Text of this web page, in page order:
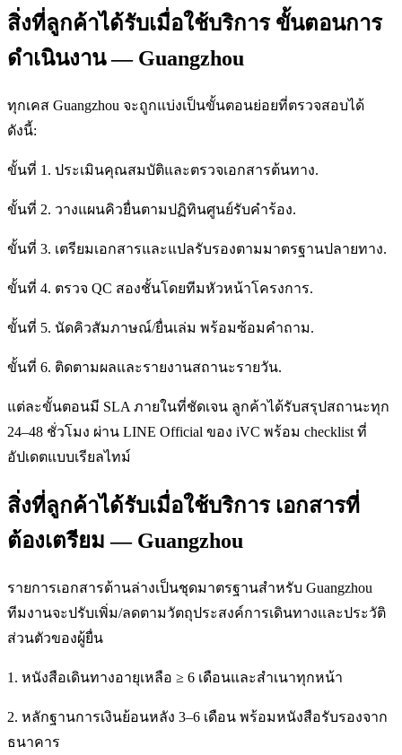
สิ่งที่ลูกค้าได้รับเมื่อใช้บริการ ขั้นตอนการ
ดำเนินงาน — Guangzhou
ทุกเคส Guangzhou จะถูกแบ่งเป็นขั้นตอนย่อยที่ตรวจสอบได้
ดังนี้:
ขั้นที่ 1. ประเมินคุณสมบัติและตรวจเอกสารต้นทาง.
ขั้นที่ 2. วางแผนคิวยื่นตามปฏิทินศูนย์รับคำร้อง.
ขั้นที่ 3. เตรียมเอกสารและแปลรับรองตามมาตรฐานปลายทาง.
ขั้นที่ 4. ตรวจ QC สองชั้นโดยทีมหัวหน้าโครงการ.
ขั้นที่ 5. นัดคิวสัมภาษณ์/ยื่นเล่ม พร้อมซ้อมคำถาม.
ขั้นที่ 6. ติดตามผลและรายงานสถานะรายวัน.
แต่ละขั้นตอนมี SLA ภายในที่ชัดเจน ลูกค้าได้รับสรุปสถานะทุก
24–48 ชั่วโมง ผ่าน LINE Official ของ iVC พร้อม checklist ที่
อัปเดตแบบเรียลไทม์
สิ่งที่ลูกค้าได้รับเมื่อใช้บริการ เอกสารที่
ต้องเตรียม — Guangzhou
รายการเอกสารด้านล่างเป็นชุดมาตรฐานสำหรับ Guangzhou
ทีมงานจะปรับเพิ่ม/ลดตามวัตถุประสงค์การเดินทางและประวัติ
ส่วนตัวของผู้ยื่น
1. หนังสือเดินทางอายุเหลือ ≥ 6 เดือนและสำเนาทุกหน้า
2. หลักฐานการเงินย้อนหลัง 3–6 เดือน พร้อมหนังสือรับรองจาก
ธนาคาร